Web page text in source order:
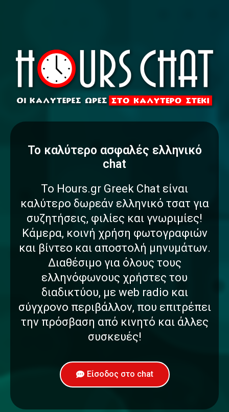
To καλύτερο ασφαλές ελληνικό
chat
Το Hours.gr Greek Chat είναι
καλύτερο δωρεάν ελληνικό τσατ για
συζητήσεις, φιλίες και γνωριμίες!
Κάμερα, κοινή χρήση φωτογραφιών
και βίντεο και αποστολή μηνυμάτων.
Διαθέσιμο για όλους τους
ελληνόφωνους χρήστες του
διαδικτύου, με web radio και
σύγχρονο περιβάλλον, που επιτρέπει
την πρόσβαση από κινητό και άλλες
συσκευές!
Είσοδος στο chat